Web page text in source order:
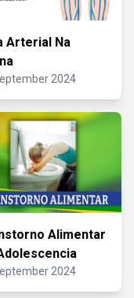
Arterial Na
2024
Alimentar
2024